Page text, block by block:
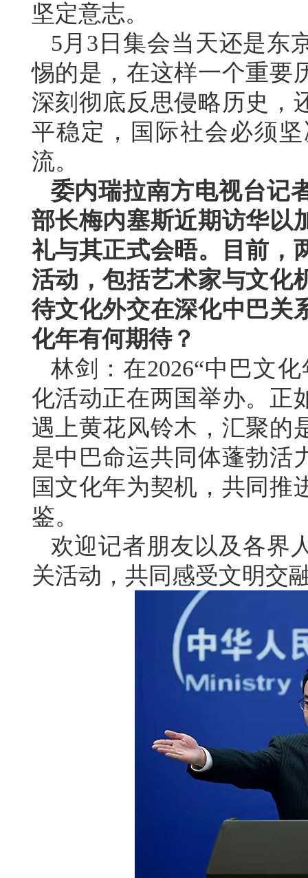
坚定意志。
5月3日集会当天还是东
惕的是，在这样一个重要
深刻彻底反思侵略历史，
平稳定，国际社会必须
流。
委内瑞拉南方电视台记
部长梅内塞斯近期访华以
礼与其正式会晤。目前，
活动，包括艺术家与文化
待文化外交在深化中巴关
化年有何期待？
林剑：在2026“中巴文
化活动正在两国举办。正
遇上黄花风铃木，汇聚的
是中巴命运共同体蓬勃活
国文化年为契机，共同推
鉴。
欢迎记者朋友以及各界
关活动，共同感受文明交